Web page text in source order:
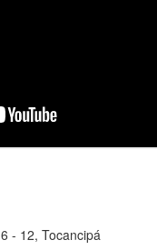
- 12, Tocancipá